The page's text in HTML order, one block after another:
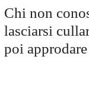
Chi non
lasciarsi
poi